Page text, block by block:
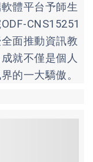
體平台予師生
CNS15251
面推動資訊教
就不僅是個人
的一大驕傲。